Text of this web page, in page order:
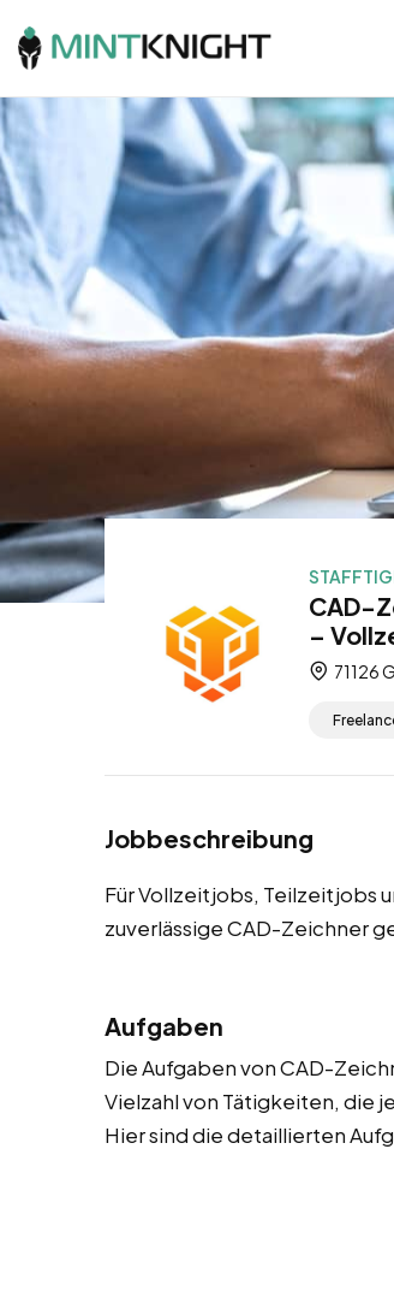
CAD-
–
71126
Jobbeschreibung
Für Vollzeitjobs, Teilzeitjobs
zuverlässige CAD-Zeichner
Aufgaben
Die Aufgaben von CAD-
Vielzahl von Tätigkeiten, die
Hier sind die detaillierten